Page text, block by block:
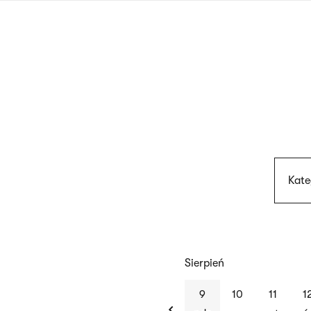
previous
Sierpień
9
10
11